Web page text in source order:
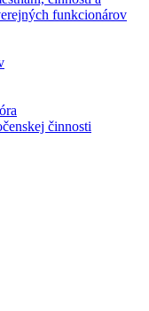
funkcionárov
činnosti